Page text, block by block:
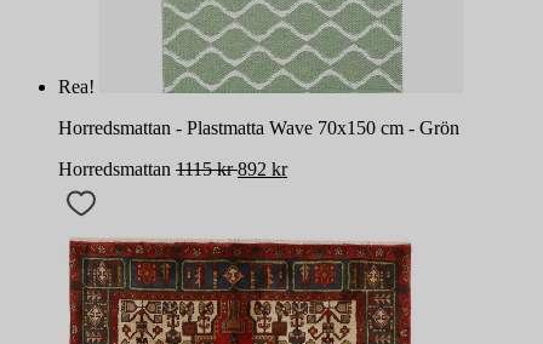
Rea!
Horredsmattan - Plastmatta Wave 70x150 cm - Grön
Horredsmattan 1115kr 892 kr